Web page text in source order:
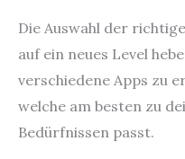
Die Auswahl der
auf ein neues Level
verschiedene Apps zu
welche am besten zu
Bedürfnissen passt.